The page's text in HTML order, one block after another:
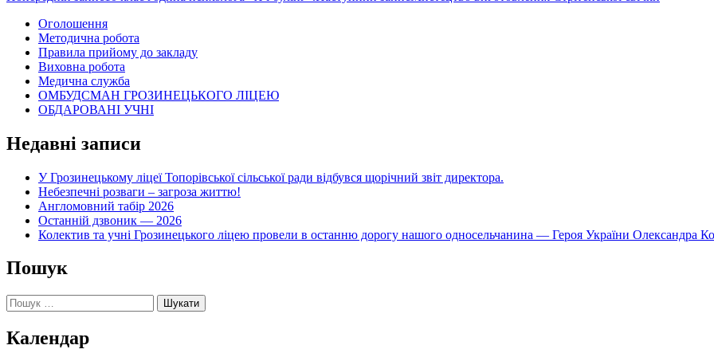
по
записам
Оголошення
Методична робота
Правила прийому до закладу
Виховна робота
Медична служба
ОМБУДСМАН ГРОЗИНЕЦЬКОГО ЛІЦЕЮ
ОБДАРОВАНІ УЧНІ
Недавні записи
У Грозинецькому ліцеї Топорівської сільської ради відбувся щорічний звіт директора.
Небезпечні розваги – загроза життю!
Англомовний табір 2026
Останній дзвоник — 2026
Колектив та учні Грозинецького ліцею провели в останню дорогу нашого односельчанина — Героя України Олександра
Пошук
Пошук:
Календар